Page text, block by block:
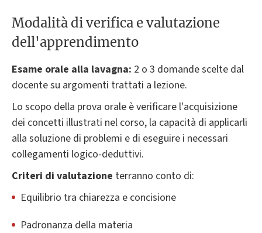
Modalità di verifica e valutazione
dell'apprendimento
Esame orale alla lavagna: 2 o 3 domande scelte dal
docente su argomenti trattati a lezione.
Lo scopo della prova orale è verificare l'acquisizione
dei concetti illustrati nel corso, la capacità di applicarli
alla soluzione di problemi e di eseguire i necessari
collegamenti logico-deduttivi.
Criteri di valutazione terranno conto di:
Equilibrio tra chiarezza e concisione
Padronanza della materia